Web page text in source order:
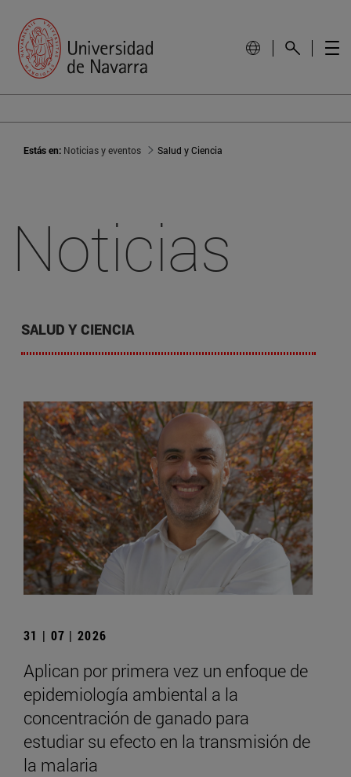
Estás en: Noticias y eventos Salud y Ciencia
Noticias
SALUD Y CIENCIA
31 | 07 | 2026
Aplican por primera vez un enfoque de
epidemiología ambiental a la
concentración de ganado para
estudiar su efecto en la transmisión de
la malaria